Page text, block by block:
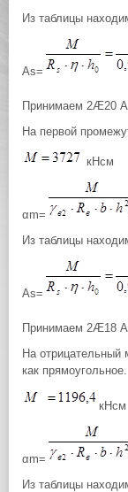
Из таблицы
Аs=
Принимаем 2Æ20
На первой
кНсм
αm=
Из таблицы
Аs=
Принимаем 2Æ18
На отрицательный
как прямоугольное.
кНсм
αm=
Из таблицы